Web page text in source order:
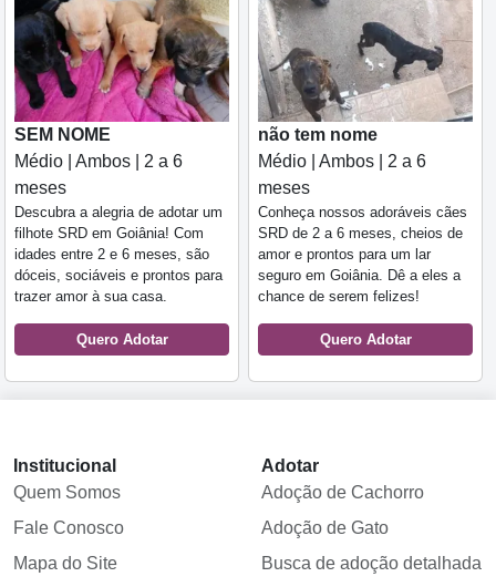
SEM NOME
Médio | Ambos | 2 a 6
meses
Descubra a alegria de adotar um
filhote SRD em Goiânia! Com
idades entre 2 e 6 meses, são
dóceis, sociáveis e prontos para
trazer amor à sua casa.
Quero Adotar
não tem nome
Médio | Ambos | 2 a 6
meses
Conheça nossos adoráveis cães
SRD de 2 a 6 meses, cheios de
amor e prontos para um lar
seguro em Goiânia. Dê a eles a
chance de serem felizes!
Quero Adotar
Institucional
Quem Somos
Fale Conosco
Mapa do Site
Adotar
Adoção de Cachorro
Adoção de Gato
Busca de adoção detalhada